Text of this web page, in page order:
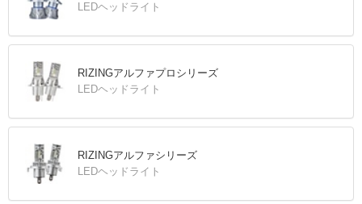
LEDヘッドライト
RIZINGアルファプロシリーズ
LEDヘッドライト
RIZINGアルファシリーズ
LEDヘッドライト